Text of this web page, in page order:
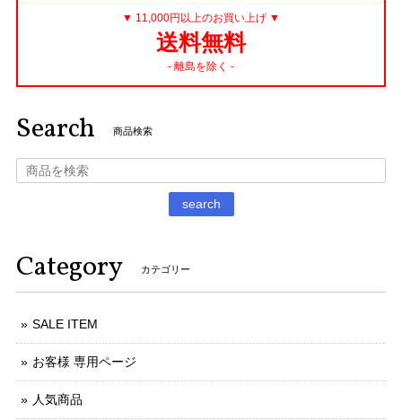
▼ 11,000円以上のお買い上げ ▼
送料無料
- 離島を除く -
Search 商品検索
search
Category カテゴリー
SALE ITEM
お客様 専用ページ
人気商品